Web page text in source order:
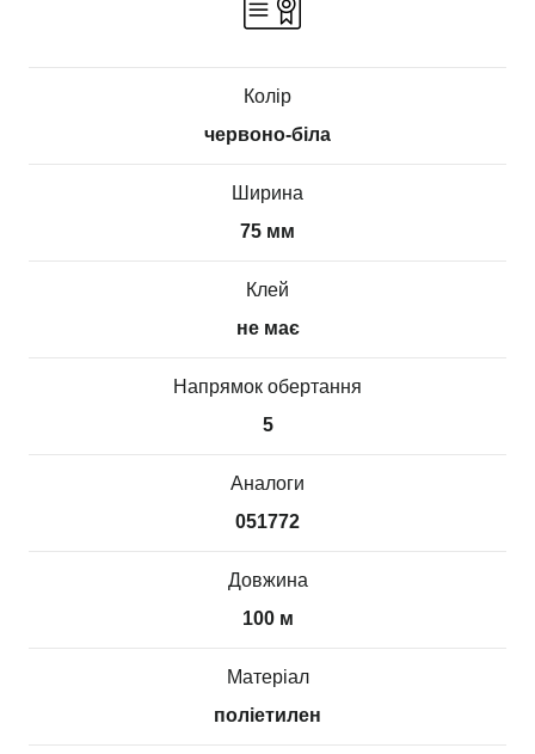
Колір
червоно-біла
Ширина
75 мм
Клей
не має
Напрямок обертання
5
Аналоги
051772
Довжина
100 м
Матеріал
поліетилен